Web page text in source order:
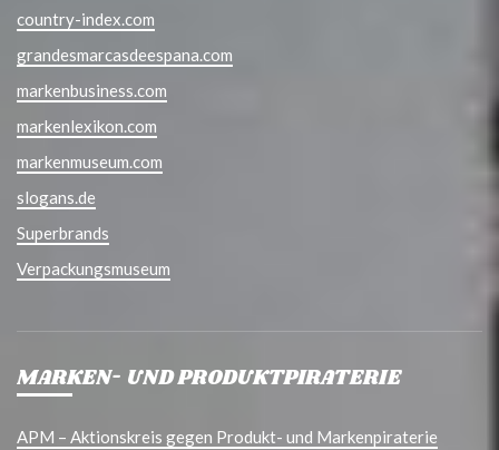
country-index.com
grandesmarcasdeespana.com
markenbusiness.com
markenlexikon.com
markenmuseum.com
slogans.de
Superbrands
Verpackungsmuseum
MARKEN- UND PRODUKTPIRATERIE
APM – Aktionskreis gegen Produkt- und Markenpiraterie